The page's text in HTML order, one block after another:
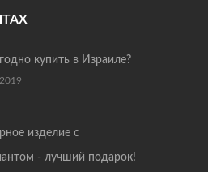
купить в Израиле?
изделие с
- лучший подарок!